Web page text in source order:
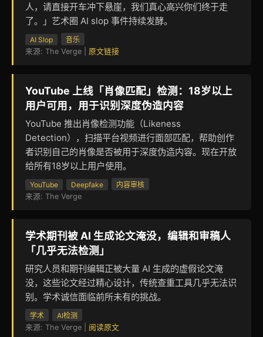
人，请直接开车冲下悬崖，我们真心高兴你们终于走
了。」艺术圈 AI slop 事件持续发酵。
AI Slop
音乐
来源: The Verge | 原文链接
YouTube 上线「肖像匹配」检测：18岁以上
用户可用，用于识别深度伪造内容
YouTube 推出肖像检测功能（Likeness
Detection），扫描平台视频进行面部匹配，帮助创作
者识别自己的肖像是否被用于深度伪造内容。现在开放
给所有18岁以上用户使用。
YouTube Deepfake
内容审核
来源: The Verge
学术期刊被 AI 生成论文淹没，编辑和审稿人
「几乎无法检测」
研究人员和期刊编辑正被大量 AI 生成的虚假论文淹
没，这些论文经过精心设计，传统查重工具几乎无法识
别。学术诚信面临前所未有的挑战。
学术
AI检测
来源: The Verge | 阅读原文